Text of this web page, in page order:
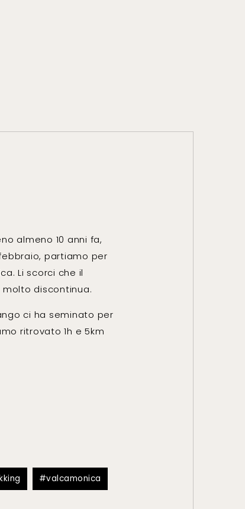
almeno 10 anni fa,
partiamo per
Li scorci che il
discontinua.
ci ha seminato per
ritrovato 1h e 5km
valcamonica